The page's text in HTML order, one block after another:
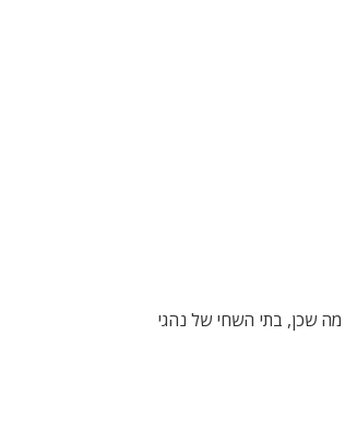
שכן, בתי השחי של נהגי